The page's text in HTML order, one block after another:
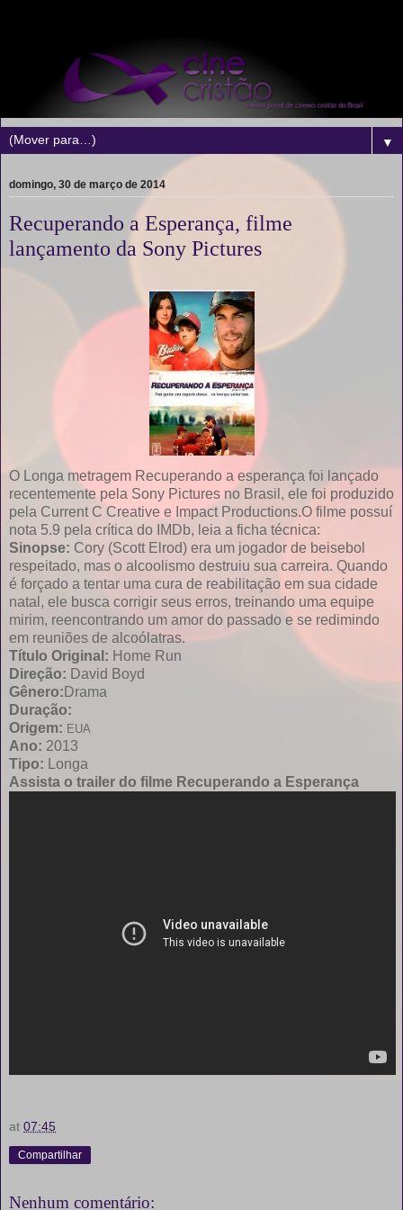
▼
domingo, 30 de março de 2014
Recuperando a Esperança, filme
lançamento da Sony Pictures
O Longa metragem Recuperando a esperança foi lançado
recentemente pela Sony Pictures no Brasil, ele foi produzido
pela Current C Creative e Impact Productions.O filme possuí
nota 5.9 pela crítica do IMDb, leia a ficha técnica:
Sinopse: Cory (Scott Elrod) era um jogador de beisebol
respeitado, mas o alcoolismo destruiu sua carreira. Quando
é forçado a tentar uma cura de reabilitação em sua cidade
natal, ele busca corrigir seus erros, treinando uma equipe
mirim, reencontrando um amor do passado e se redimindo
em reuniões de alcoólatras.
Título Original: Home Run
Direção: David Boyd
Gênero: Drama
Duração:
Origem: EUA
Ano: 2013
Tipo:
Longa
Assista o trailer do filme Recuperando a Esperança
at 07:45
Compartilhar
Nenhum comentário: